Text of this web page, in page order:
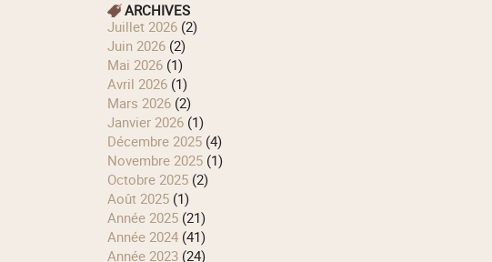
ARCHIVES
juillet 2026(2)
juin 2026(2)
mai 2026(1)
avril 2026(1)
mars 2026(2)
janvier 2026(1)
décembre 2025(4)
novembre 2025(1)
octobre 2025(2)
août 2025(1)
année 2025(21)
année 2024(41)
année 2023(24)